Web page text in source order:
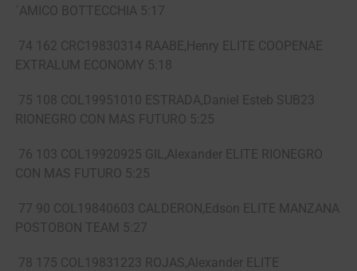
´AMICO BOTTECCHIA 5:17
74 162 CRC19830314 RAABE,Henry ELITE COOPENAE
EXTRALUM ECONOMY 5:18
75 108 COL19951010 ESTRADA,Daniel Esteb SUB23
RIONEGRO CON MAS FUTURO 5:25
76 103 COL19920925 GIL,Alexander ELITE RIONEGRO
CON MAS FUTURO 5:25
77 90 COL19840603 CALDERON,Edson ELITE MANZANA
POSTOBON TEAM 5:27
78 175 COL19831223 ROJAS,Alexander ELITE